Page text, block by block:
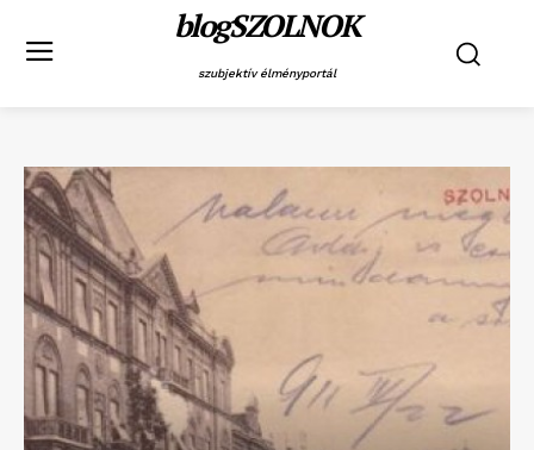
blogSZOLNOK
szubjektív élményportál